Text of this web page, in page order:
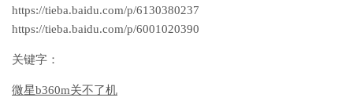
https://tieba.baidu.com/p/6130380237
https://tieba.baidu.com/p/6001020390
关键字：
微星b360m关不了机